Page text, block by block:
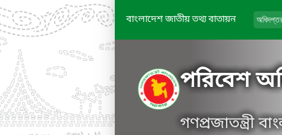
বাংলাদেশ জাতীয় তথ্য বাতায়ন
পরিবেশ
গণপ্রজাতন্ত্রী